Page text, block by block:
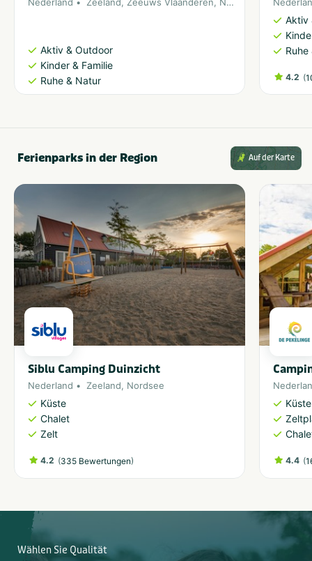
Aktiv & Outdoor
Kinder & Familie
Ruhe & Natur
Aktiv
4.2 (
Ferienparks in der Region Auf der Karte
Siblu Camping Duinzicht
Nederland Zeeland, Nordsee
Küste
Chalet
Zelt
4.2 (335 Bewertungen)
Küste
4.4 (
Wählen Sie Qualität